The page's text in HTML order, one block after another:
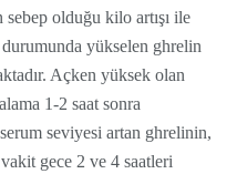
olduğu kilo artışı ile
yükselen ghrelin
Açken yüksek olan
1-2 saat sonra
seviyesi artan ghrelinin,
gece 2 ve 4 saatleri